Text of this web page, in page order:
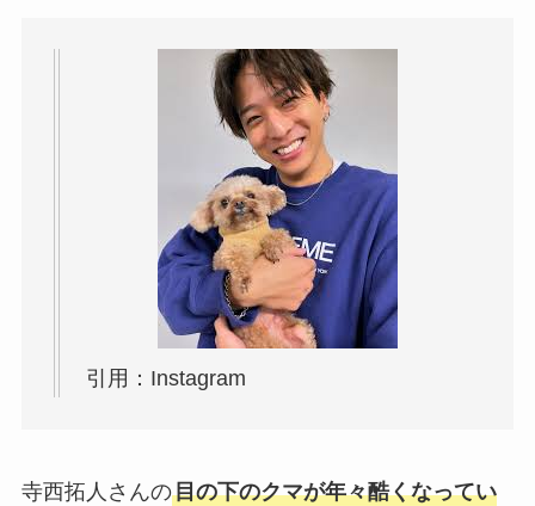
引用：Instagram
寺西拓人さんの目の下のクマが年々酷くなってい